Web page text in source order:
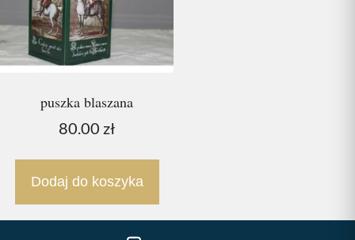
puszka blaszana
80.00 zł
Dodaj do koszyka